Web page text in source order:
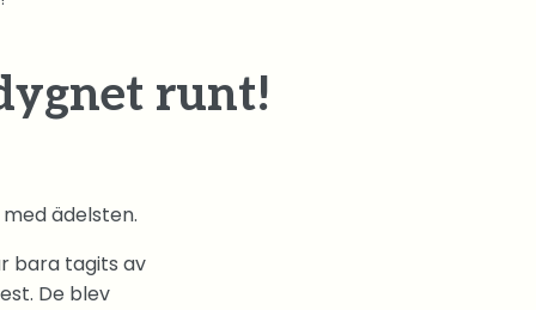
runt!
ädelsten.
bara tagits av
De blev